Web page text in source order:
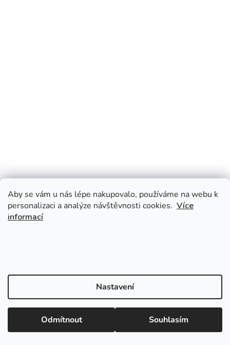
Aby se vám u nás lépe nakupovalo, používáme na webu k
personalizaci a analýze návštěvnosti cookies. Více
informací
Nastavení
Odmítnout Souhlasím